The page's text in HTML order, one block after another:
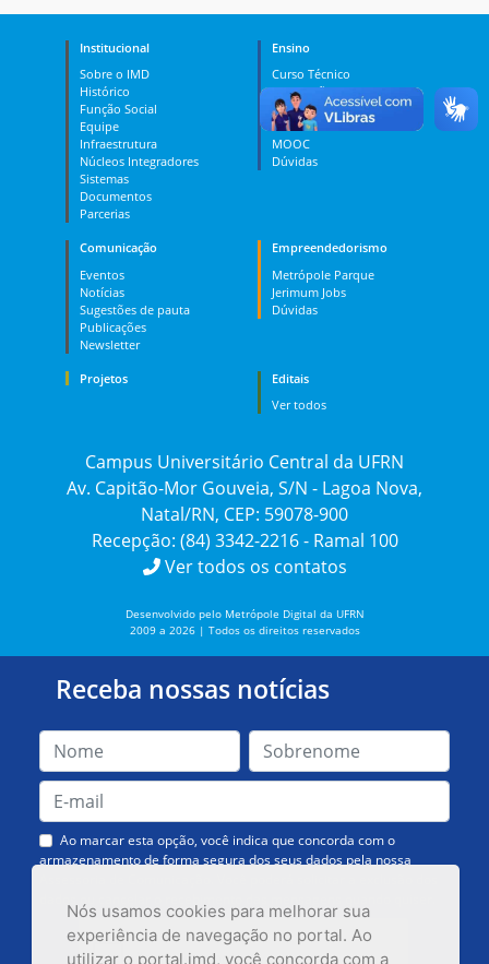
Nós usamos cookies para melhorar sua
experiência de navegação no portal. Ao
utilizar o portal.imd, você concorda com a
Institucional
Sobre o IMD
Histórico
Função Social
Equipe
Infraestrutura
Núcleos Integradores
Sistemas
Documentos
Parcerias
Ensino
Curso Técnico
Graduação
Pós-graduação
PES
MOOC
Dúvidas
Comunicação
Eventos
Notícias
Sugestões de pauta
Publicações
Newsletter
Empreendedorismo
Metrópole Parque
Jerimum Jobs
Dúvidas
Projetos
Editais
Ver todos
Campus Universitário Central da UFRN
Av. Capitão-Mor Gouveia, S/N - Lagoa Nova,
Natal/RN, CEP: 59078-900
Recepção: (84) 3342-2216 - Ramal 100
Ver todos os contatos
Desenvolvido pelo Metrópole Digital da UFRN
2009 a 2026 | Todos os direitos reservados
Receba nossas notícias
Ao marcar esta opção, você indica que concorda com o
armazenamento de forma segura dos seus dados pela nossa